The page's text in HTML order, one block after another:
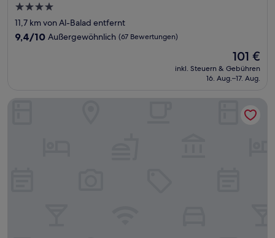
4.0-
Sterne-
Unterkunft
11,7 km von Al-Balad entfernt
9.4
9,4/10 Außergewöhnlich (67 Bewertungen)
Der
Preis
beträgt
101 €
inkl. Steuern & Gebühren
16. Aug.–17. Aug.
Holiday Inn Jeddah Corniche by IHG